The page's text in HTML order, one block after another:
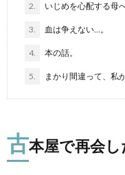
2. いじめを心配する母
3. 血は争えない…。
4. 本の話。
5. まかり間違って、私
古本屋で再会し